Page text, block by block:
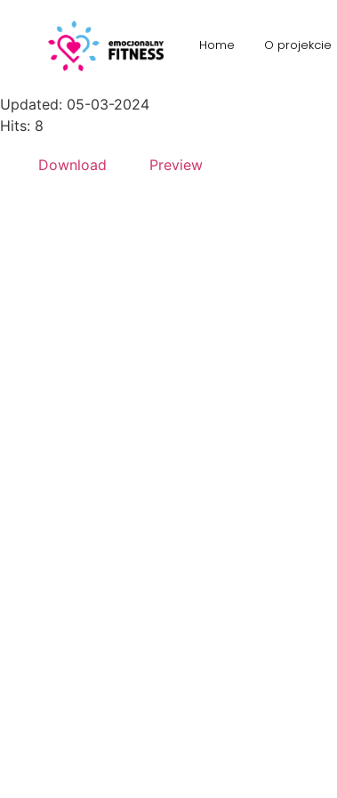
Home O projekcie
Client-Marketing-Agency-
File size: 21.00 KB
Updated: 05-03-2024
Hits: 8
Download Preview